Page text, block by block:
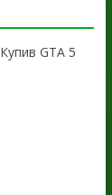
Купив GTA 5